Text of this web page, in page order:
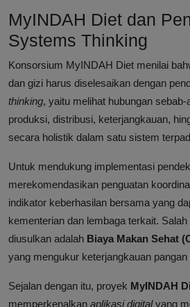
MyINDAH Diet dan
Systems Thinking
Konsorsium MyINDAH Diet menilai
dan gizi harus diselesaikan dengan
thinking, yaitu melihat hubungan
produksi, distribusi, keterjangkauan,
secara holistik dalam satu sistem
Untuk mendukung implementasi
merekomendasikan penguatan
indikator keberhasilan bersama yang
kementerian dan lembaga terkait.
diusulkan adalah Biaya Makan Sehat
yang mengukur keterjangkauan
Sejalan dengan itu, proyek MyINDAH
memperkenalkan aplikasi digitalyang